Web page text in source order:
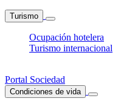
Turismo
Ocupación hotelera
Turismo internacional
Portal Sociedad
Condiciones de vida